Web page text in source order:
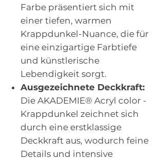
Farbe präsentiert sich mit
einer tiefen, warmen
Krappdunkel-Nuance, die für
eine einzigartige Farbtiefe
und künstlerische
Lebendigkeit sorgt.
Ausgezeichnete Deckkraft:
Die AKADEMIE® Acryl color -
Krappdunkel zeichnet sich
durch eine erstklassige
Deckkraft aus, wodurch feine
Details und intensive